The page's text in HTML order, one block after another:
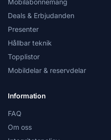
Mobilabonnemang
Deals & Erbjudanden
Presenter
Hållbar teknik
Topplistor
Mobildelar & reservdelar
Information
FAQ
Om oss